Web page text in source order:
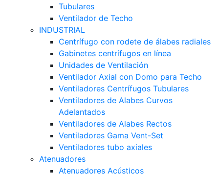
Tubulares
Ventilador de Techo
INDUSTRIAL
Centrífugo con rodete de álabes radiales
Gabinetes centrífugos en línea
Unidades de Ventilación
Ventilador Axial con Domo para Techo
Ventiladores Centrífugos Tubulares
Ventiladores de Alabes Curvos
Adelantados
Ventiladores de Alabes Rectos
Ventiladores Gama Vent-Set
Ventiladores tubo axiales
Atenuadores
Atenuadores Acústicos